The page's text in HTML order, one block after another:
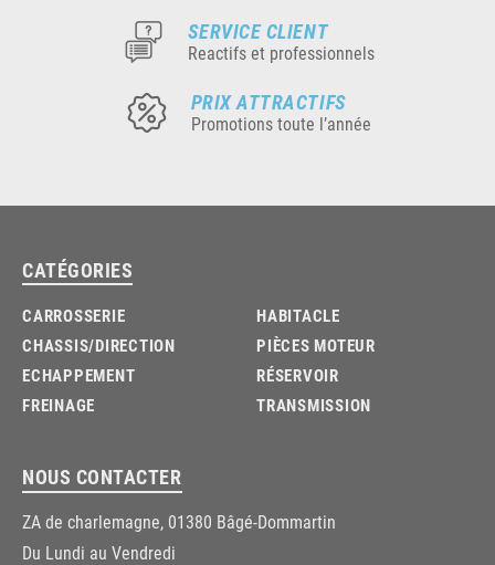
SERVICE CLIENT
Reactifs et professionnels
PRIX ATTRACTIFS
Promotions toute l’année
CATÉGORIES
CARROSSERIE
CHASSIS/DIRECTION
ECHAPPEMENT
FREINAGE
HABITACLE
PIÈCES MOTEUR
RÉSERVOIR
TRANSMISSION
NOUS CONTACTER
ZA de charlemagne, 01380 Bâgé-Dommartin
Du Lundi au Vendredi